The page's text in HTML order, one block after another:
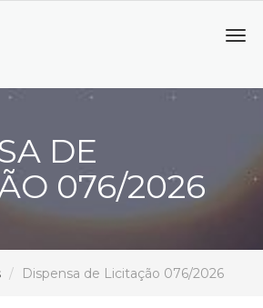
DE
076/2026
Dispensa de Licitação 076/2026